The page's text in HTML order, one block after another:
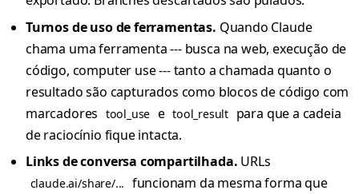
Turnos de uso de ferramentas. Quando Claude
chama uma ferramenta --- busca na web, execução de
código, computer use --- tanto a chamada quanto o
resultado são capturados como blocos de código com
marcadores tool_use e tool_result para que a cadeia
de raciocínio fique intacta.
Links de conversa compartilhada. URLs
claude.ai/share/... funcionam da mesma forma que